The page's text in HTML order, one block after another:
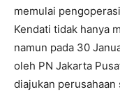
memulai
Kendati tidak hanya
namun pada 30
oleh PN Jakarta
diajukan